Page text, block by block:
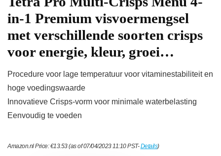
in-1 Premium visvoermengsel
met verschillende soorten crisps
voor energie, kleur, groei…
Procedure voor lage temperatuur voor vitaminestabiliteit en
hoge voedingswaarde
Innovatieve Crisps-vorm voor minimale waterbelasting
Eenvoudig te voeden
Amazon.nl Price:€13.53(as of 07/04/2023 11:10 PST-Details)